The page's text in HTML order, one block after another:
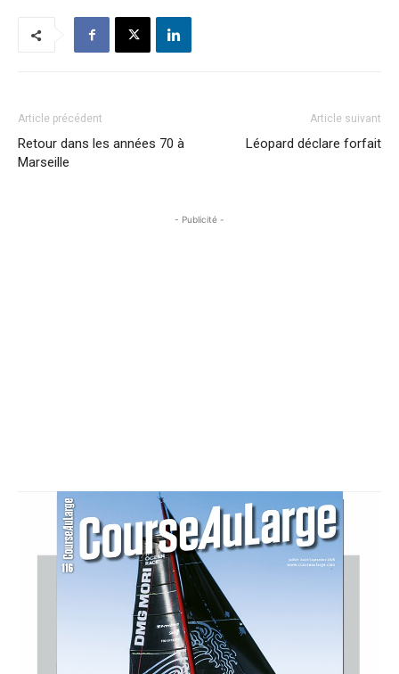
Article précédent
Retour dans les années 70 à
Marseille
Article suivant
Léopard déclare forfait
- Publicité -